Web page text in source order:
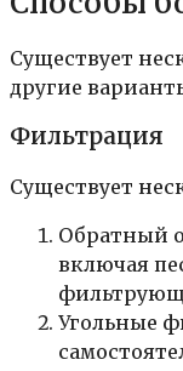
Существует
другие
Фильтрация
Существует
Обратный
включая
Угольные